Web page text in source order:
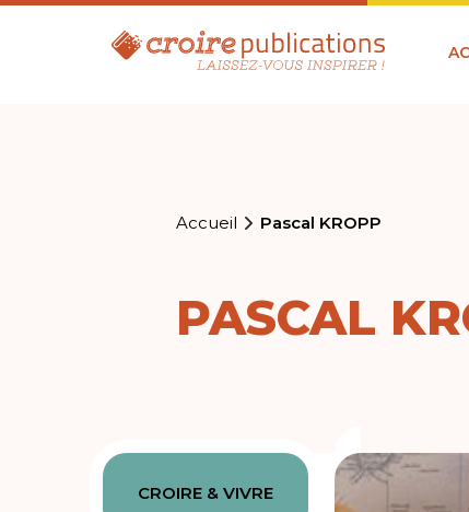
Accueil Pascal KROPP
PASCAL
CROIRE & VIVRE